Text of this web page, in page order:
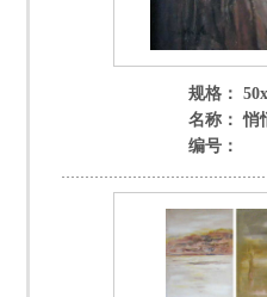
规格：
名称： 悄
编号：